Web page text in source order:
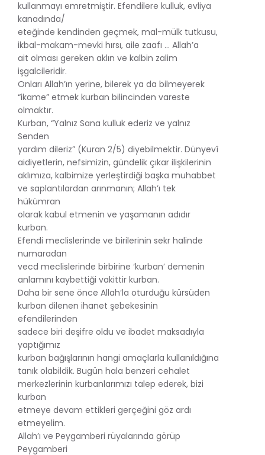
kullanmayı emretmiştir. Efendilere kulluk, evliya
kanadında/
eteğinde kendinden geçmek, mal-mülk tutkusu,
ikbal-makam-mevki hırsı, aile zaafı … Allah’a
ait olması gereken aklın ve kalbin zalim
işgalcileridir.
Onları Allah’ın yerine, bilerek ya da bilmeyerek
“ikame” etmek kurban bilincinden vareste
olmaktır.
Kurban, “Yalnız Sana kulluk ederiz ve yalnız
Senden
yardım dileriz” (Kuran 2/5) diyebilmektir. Dünyevî
aidiyetlerin, nefsimizin, gündelik çıkar ilişkilerinin
aklımıza, kalbimize yerleştirdiği başka muhabbet
ve saplantılardan arınmanın; Allah’ı tek
hükümran
olarak kabul etmenin ve yaşamanın adıdır
kurban.
Efendi meclislerinde ve birilerinin sekr halinde
numaradan
vecd meclislerinde birbirine ‘kurban’ demenin
anlamını kaybettiği vakittir kurban.
Daha bir sene önce Allah’la oturduğu kürsüden
kurban dilenen ihanet şebekesinin
efendilerinden
sadece biri deşifre oldu ve ibadet maksadıyla
yaptığımız
kurban bağışlarının hangi amaçlarla kullanıldığına
tanık olabildik. Bugün hala benzeri cehalet
merkezlerinin kurbanlarımızı talep ederek, bizi
kurban
etmeye devam ettikleri gerçeğini göz ardı
etmeyelim.
Allah’ı ve Peygamberi rüyalarında görüp
Peygamberi